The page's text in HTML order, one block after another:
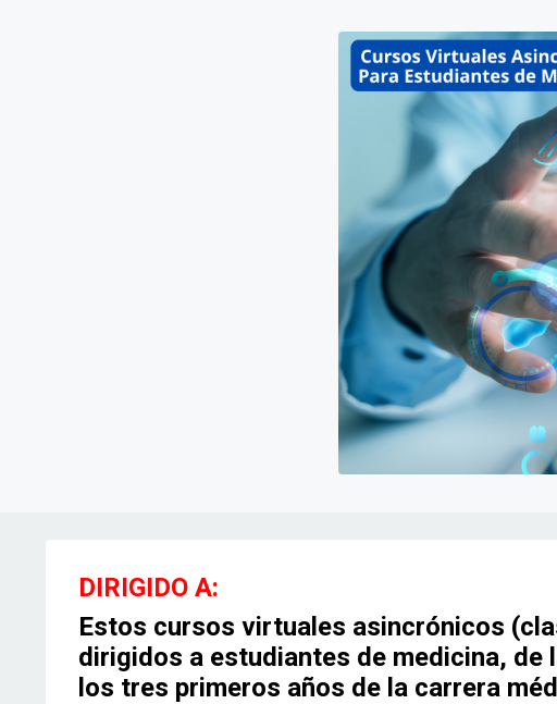
DIRIGIDO A:
Estos cursos virtuales asincrónicos
dirigidos a estudiantes de medicina,
los tres primeros años de la carrera